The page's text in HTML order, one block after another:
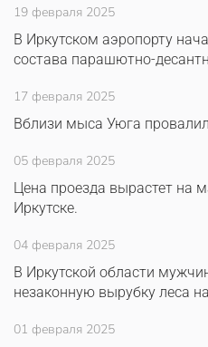
19 февраля 2025
В Иркутском аэропорту
состава парашютно-
17 февраля 2025
Вблизи мыса Уюга
05 февраля 2025
Цена проезда вырастет на
Иркутске.
04 февраля 2025
В Иркутской области
незаконную вырубку леса
01 февраля 2025